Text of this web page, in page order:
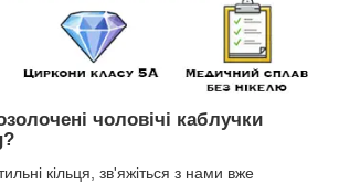
чоловічі каблучки
кільця, зв'яжіться з нами вже